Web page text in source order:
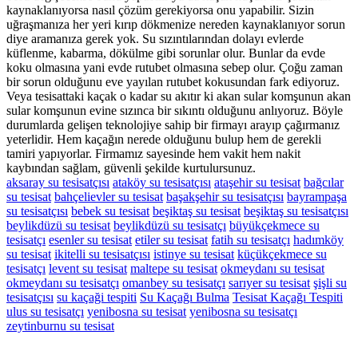
kaynaklanıyorsa nasıl çözüm gerekiyorsa onu yapabilir. Sizin
uğraşmanıza her yeri kırıp dökmenize nereden kaynaklanıyor sorun
diye aramanıza gerek yok. Su sızıntılarından dolayı evlerde
küflenme, kabarma, dökülme gibi sorunlar olur. Bunlar da evde
koku olmasına yani evde rutubet olmasına sebep olur. Çoğu zaman
bir sorun olduğunu eve yayılan rutubet kokusundan fark ediyoruz.
Veya tesisattaki kaçak o kadar su akıtır ki akan sular komşunun akan
sular komşunun evine sızınca bir sıkıntı olduğunu anlıyoruz. Böyle
durumlarda gelişen teknolojiye sahip bir firmayı arayıp çağırmanız
yeterlidir. Hem kaçağın nerede olduğunu bulup hem de gerekli
tamiri yapıyorlar. Firmamız sayesinde hem vakit hem nakit
kaybından sağlam, güvenli şekilde kurtulursunuz.
aksaray su tesisatçısı ataköy su tesisatçısı ataşehir su tesisat bağcılar
su tesisat bahçelievler su tesisat başakşehir su tesisatçısı bayrampaşa
su tesisatçısı bebek su tesisat beşiktaş su tesisat beşiktaş su tesisatçısı
beylikdüzü su tesisat beylikdüzü su tesisatçı büyükçekmece su
tesisatçı esenler su tesisat etiler su tesisat fatih su tesisatçı hadımköy
su tesisat ikitelli su tesisatçısı istinye su tesisat küçükçekmece su
tesisatçı levent su tesisat maltepe su tesisat okmeydanı su tesisat
okmeydanı su tesisatçı omanbey su tesisatçı sarıyer su tesisat şişli su
tesisatçısı su kaçaği tespiti Su Kaçağı Bulma Tesisat Kaçağı Tespiti
ulus su tesisatçı yenibosna su tesisat yenibosna su tesisatçı
zeytinburnu su tesisat